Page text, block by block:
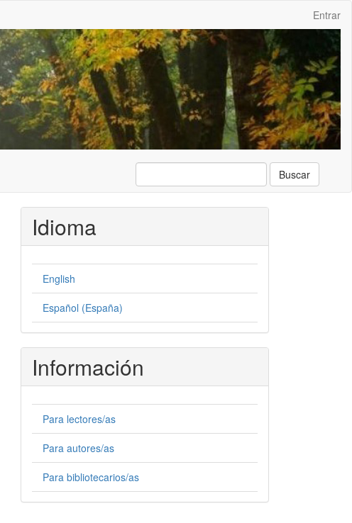
Entrar
Buscar
Idioma
English
Español (España)
Información
Para lectores/as
Para autores/as
Para bibliotecarios/as